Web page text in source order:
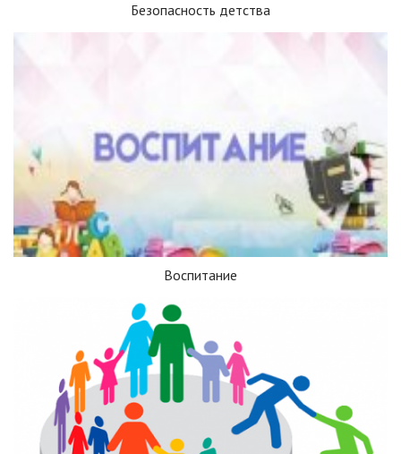
Безопасность детства
Воспитание